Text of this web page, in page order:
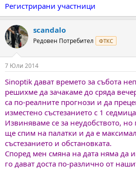
Регистрирани участници
scandalo
Редовен Потребител ФТКС
7 Юли 2014
Sinoptik дават времето за събота
решихме да зачакаме до сряда
са по-реалните прогнози и да
изместено състезанието с 1
Извиняваме се за неудобството, но
ще спим на палатки и да е
състезанието и обстановката.
Според мен смяна на дата няма да
го дават доста по-различно от